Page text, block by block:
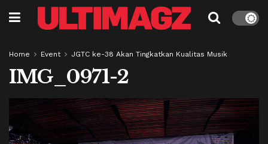
Home Event JGTC ke-38 Akan Tingkatkan Kualitas Musik
IMG_0971-2